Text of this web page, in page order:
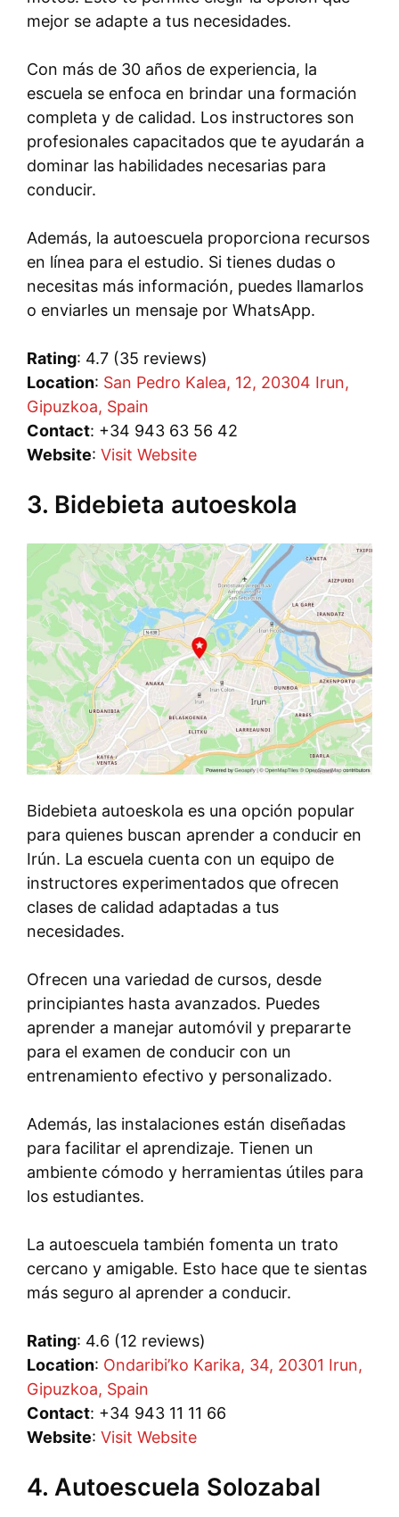
mejor se adapte a tus necesidades.
Con más de 30 años de experiencia, la
escuela se enfoca en brindar una formación
completa y de calidad. Los instructores son
profesionales capacitados que te ayudarán a
dominar las habilidades necesarias para
conducir.
Además, la autoescuela proporciona recursos
en línea para el estudio. Si tienes dudas o
necesitas más información, puedes llamarlos
o enviarles un mensaje por WhatsApp.
Rating: 4.7 (35 reviews)
Location: San Pedro Kalea, 12, 20304 Irun,
Gipuzkoa, Spain
Contact: +34 943 63 56 42
Website: Visit Website
3. Bidebieta autoeskola
Bidebieta autoeskola es una opción popular
para quienes buscan aprender a conducir en
Irún. La escuela cuenta con un equipo de
instructores experimentados que ofrecen
clases de calidad adaptadas a tus
necesidades.
Ofrecen una variedad de cursos, desde
principiantes hasta avanzados. Puedes
aprender a manejar automóvil y prepararte
para el examen de conducir con un
entrenamiento efectivo y personalizado.
Además, las instalaciones están diseñadas
para facilitar el aprendizaje. Tienen un
ambiente cómodo y herramientas útiles para
los estudiantes.
La autoescuela también fomenta un trato
cercano y amigable. Esto hace que te sientas
más seguro al aprender a conducir.
Rating: 4.6 (12 reviews)
Location: Ondaribi’ko Karika, 34, 20301 Irun,
Gipuzkoa, Spain
Contact: +34 943 11 11 66
Website: Visit Website
4. Autoescuela Solozabal